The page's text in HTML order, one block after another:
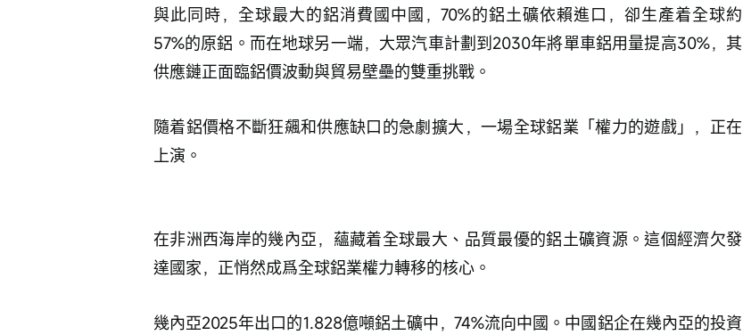
與此同時，全球最大的鋁消費國中國，70%的鋁土礦依賴進口，卻生產着全球約
57%的原鋁。而在地球另一端，大眾汽車計劃到2030年將單車鋁用量提高30%，其
供應鏈正面臨鋁價波動與貿易壁壘的雙重挑戰。
隨着鋁價格不斷狂飆和供應缺口的急劇擴大，一場全球鋁業「權力的遊戲」，正在
上演。
在非洲西海岸的幾內亞，蘊藏着全球最大、品質最優的鋁土礦資源。這個經濟欠發
達國家，正悄然成爲全球鋁業權力轉移的核心。
幾內亞2025年出口的1.828億噸鋁土礦中，74%流向中國。中國鋁企在幾內亞的投資